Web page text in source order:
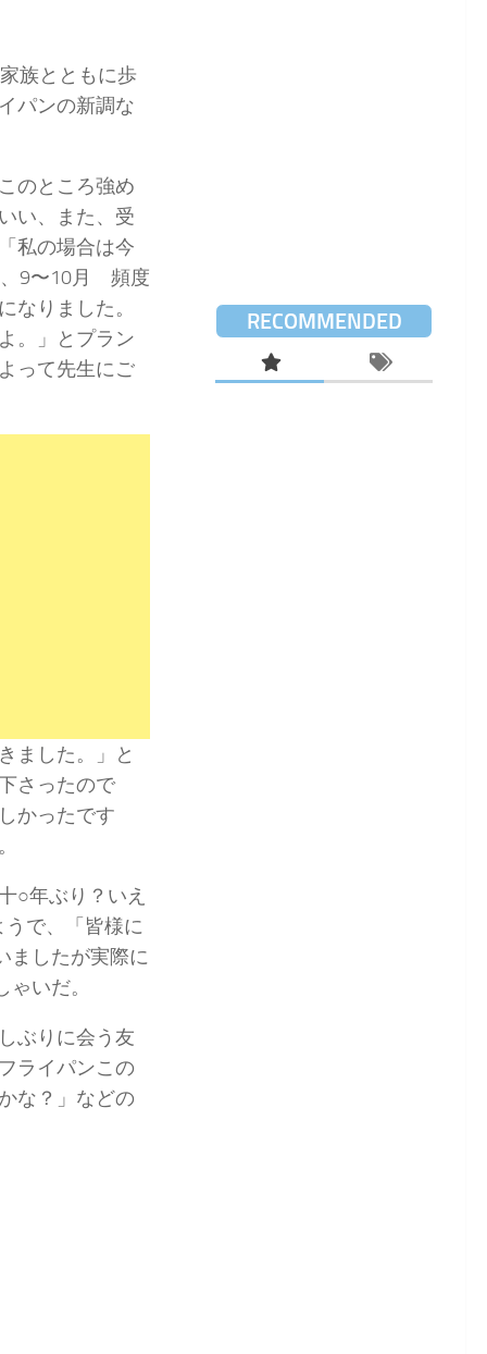
族とともに歩
パンの新調な
のところ強め
い、また、受
私の場合は今
、9〜10月 頻度
なりました。
。」とプラン
って先生にご
ました。」と
さったので
かったです
○年ぶり？いえ
で、「皆様に
ましたが実際に
いだ。
ぶりに会う友
ライパンこの
な？」などの
RECOMMENDED